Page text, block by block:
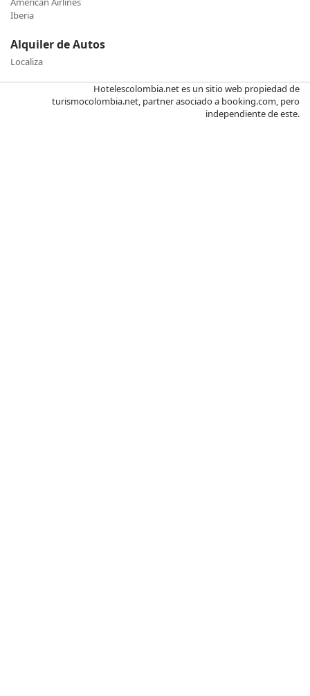
Iberia
Alquiler de Autos
Localiza
Hotelescolombia.net es un sitio web propiedad de
turismocolombia.net, partner asociado a booking.com, pero
independiente de este.